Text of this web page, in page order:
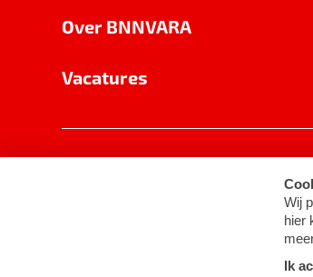
Over BNNVARA
Vacatures
Cookie-instellingen